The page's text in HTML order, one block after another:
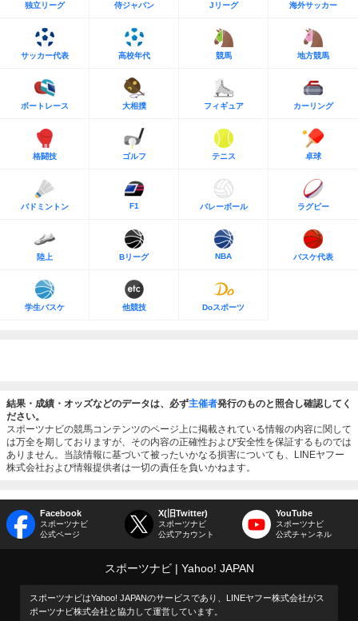
独立リーグ 侍ジャパン Jリーグ 海外サッカー
サッカー代表 高校年代 競馬 地方競馬
ボートレース 大相撲 フィギュア カーリング
格闘技 ゴルフ テニス 卓球
バドミントン F1 バレーボール ラグビー
陸上 Bリーグ NBA バスケ代表
学生バスケ 他競技 Doスポーツ
結果・成績・オッズなどのデータは、必ず主催者発行のものと照合し確認してく
ださい。
スポーツナビの競馬コンテンツのページ上に掲載されている情報の内容に関して
は万全を期しておりますが、その内容の正確性および安全性を保証するものでは
ありません。当該情報に基づいて被ったいかなる損害についても、LINEヤフー
株式会社および情報提供者は一切の責任を負いかねます。
Facebook
スポーツナビ
公式ページ
X(旧Twitter)
スポーツナビ
公式アカウント
YouTube
スポーツナビ
公式チャンネル
スポーツナビ Yahoo! JAPAN
スポーツナビはYahoo! JAPANのサービスであり、LINEヤフー株式会社がス
ポーツナビ株式会社と協力して運営しています。